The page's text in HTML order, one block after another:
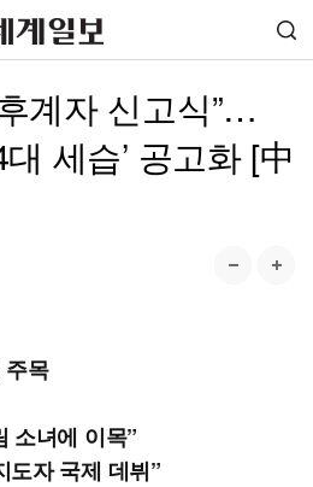
계자 신고식”…
세습’ 공고화 [中
주목
소녀에 이목”
도자 국제 데뷔”